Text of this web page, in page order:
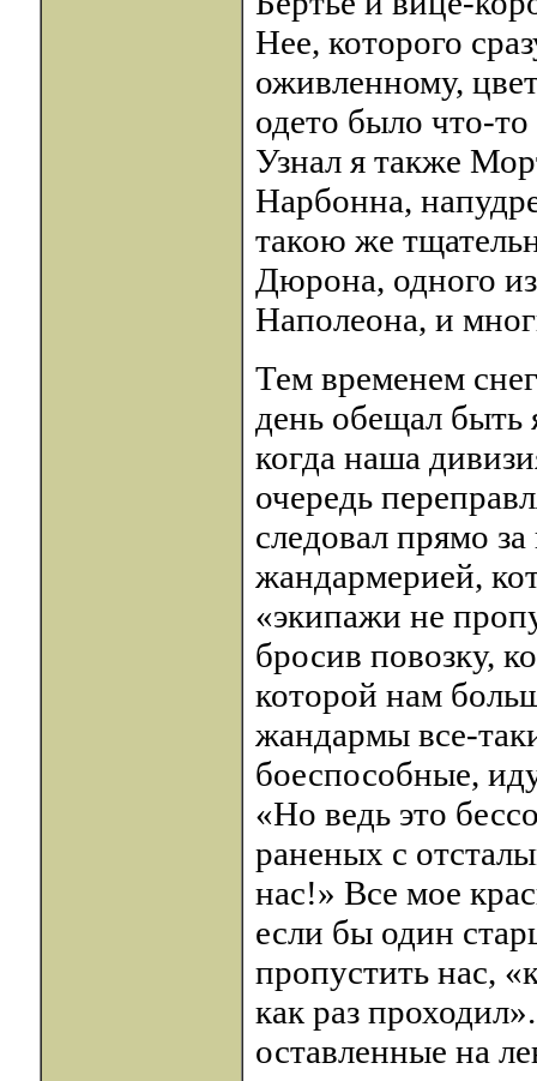
Нее, которого
оживленному,
одето было что-
Узнал я также
Нарбонна,
такою же
Дюрона, одного
Наполеона, и
Тем временем
день обещал быть
когда наша
очередь
следовал прямо
жандармерией,
«экипажи не
бросив повозку,
которой нам
жандармы все-
боеспособные,
«Но ведь это
раненых с
нас!» Все мое
если бы один
пропустить нас,
как раз
оставленные на